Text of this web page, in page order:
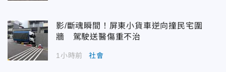
影/斷魂瞬間！屏東小貨車逆向撞民宅圍
牆 駕駛送醫傷重不治
1小時前 社會